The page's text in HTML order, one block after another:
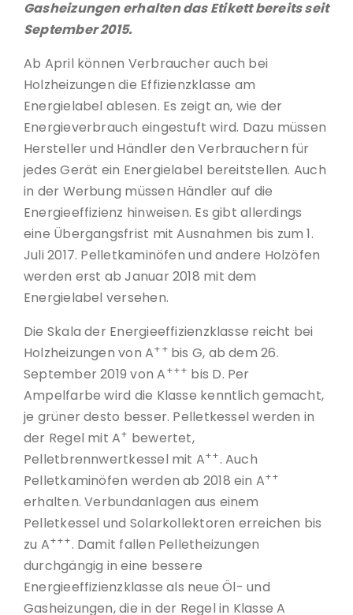
Gasheizungen erhalten das Etikett bereits seit
September 2015.
Ab April können Verbraucher auch bei
Holzheizungen die Effizienzklasse am
Energielabel ablesen. Es zeigt an, wie der
Energieverbrauch eingestuft wird. Dazu müssen
Hersteller und Händler den Verbrauchern für
jedes Gerät ein Energielabel bereitstellen. Auch
in der Werbung müssen Händler auf die
Energieeffizienz hinweisen. Es gibt allerdings
eine Übergangsfrist mit Ausnahmen bis zum 1.
Juli 2017. Pelletkaminöfen und andere Holzöfen
werden erst ab Januar 2018 mit dem
Energielabel versehen.
Die Skala der Energieeffizienzklasse reicht bei
Holzheizungen von A++ bis G, ab dem 26.
September 2019 von A+++ bis D. Per
Ampelfarbe wird die Klasse kenntlich gemacht,
je grüner desto besser. Pelletkessel werden in
der Regel mit A+ bewertet,
Pelletbrennwertkessel mit A++. Auch
Pelletkaminöfen werden ab 2018 ein A++
erhalten. Verbundanlagen aus einem
Pelletkessel und Solarkollektoren erreichen bis
zu A+++. Damit fallen Pelletheizungen
durchgängig in eine bessere
Energieeffizienzklasse als neue Öl- und
Gasheizungen, die in der Regel in Klasse A